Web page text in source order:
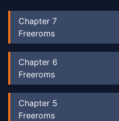
Chapter 7
Freeroms
Chapter 6
Freeroms
Chapter 5
Freeroms